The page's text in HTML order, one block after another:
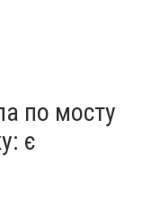
припиняє
по мосту
є